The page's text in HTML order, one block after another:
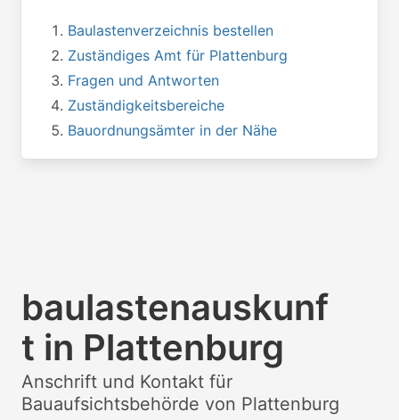
Baulastenverzeichnis bestellen
Zuständiges Amt für Plattenburg
Fragen und Antworten
Zuständigkeitsbereiche
Bauordnungsämter in der Nähe
baulastenauskunf
t in Plattenburg
Anschrift und Kontakt für
Bauaufsichtsbehörde von Plattenburg